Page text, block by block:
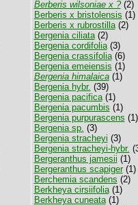
Berberis wilsoniae x ?(2)
Berberis x bristolensis (1)
Berberis x rubrostilla(2)
Bergenia ciliata(2)
Bergenia cordifolia(3)
Bergenia crassifolia(6)
Bergenia emeiensis (1)
Bergenia himalaica(1)
Bergenia hybr. (39)
Bergenia pacifica(1)
Bergenia pacumbis (1)
Bergenia purpurascens (1)
Bergenia sp. (3)
Bergenia stracheyi (3)
Bergenia stracheyi-hybr.
Bergeranthus jamesii (1)
Bergeranthus scapiger(1)
Berchemia scandens (2)
Berkheya cirsiifolia(1)
Berkheya cuneata(1)